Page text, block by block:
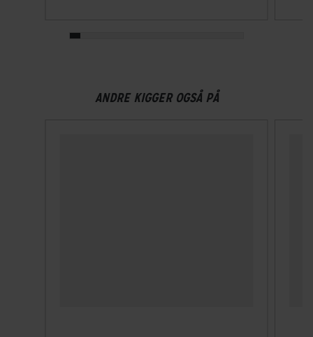
ANDRE KIGGER OGSÅ PÅ